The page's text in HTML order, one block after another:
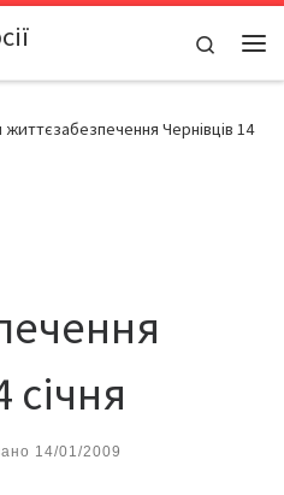
Search
Чернівців 14
січня
14/01/2009